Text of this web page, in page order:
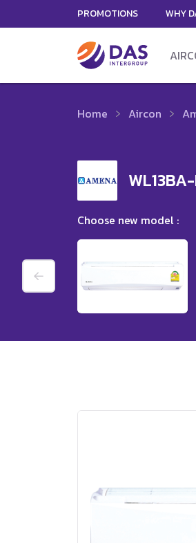
PROMOTIONS WHY
Home Aircon
Choose new model :